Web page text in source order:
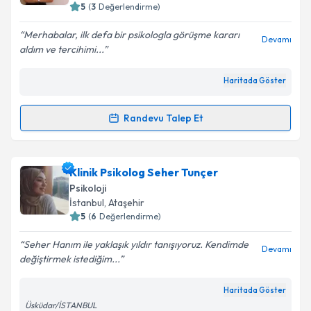
Aydınlatma
kapsamda işlenmesini kabul ediyorum.
5 (3 Değerlendirme)
Merhabalar, ilk defa bir psikologla görüşme kararı
aldım ve tercihimi...
Devamı
Haritada Göster
Randevu Talep Et
Randevu Takvimi Talebi
Psk. Gülşah Sabuncu için randevu takvimi talebi
oluşturun. Size bu uzmandan randevu almanız için bir
takvim hazırlandığında e-posta ile bilgilendireceğiz.
Aydınlatma
Klinik Psikolog Seher Tunçer
Psikoloji
İstanbul, Ataşehir
5 (6 Değerlendirme)
Seher Hanım ile yaklaşık yıldır tanışıyoruz. Kendimde
değiştirmek istediğim...
Devamı
Haritada Göster
Üsküdar/İSTANBUL